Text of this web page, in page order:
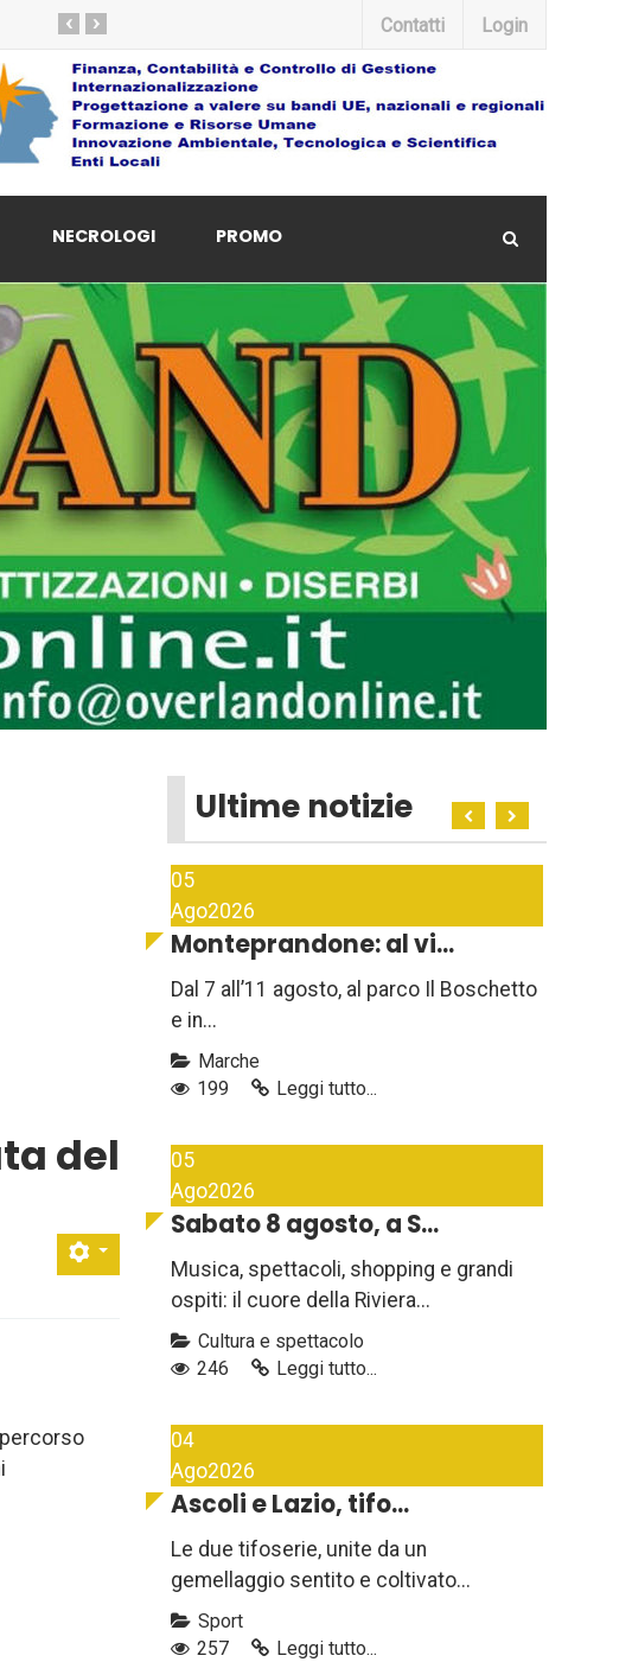
›
‹ Contatti Login
NECROLOGI PROMO
del
Ultime notizie
05
Ago2026
Monteprandone: al vi...
Dal 7 all’11 agosto, al parco Il Boschetto
e in...
Marche
199
Leggi tutto...
05
Ago2026
Sabato 8 agosto, a S...
Musica, spettacoli, shopping e grandi
ospiti: il cuore della Riviera...
Cultura e spettacolo
246
Leggi tutto...
04
Ago2026
Ascoli e Lazio, tifo...
Le due tifoserie, unite da un
gemellaggio sentito e coltivato...
Sport
257
Leggi tutto...